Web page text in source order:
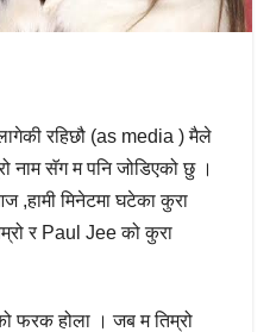
रहिछौ (as media ) मैले
नाम सॅग म पनि जोडिएको छु ।
,हामी मिनेटमा घटेका कुरा
र Paul Jee को कुरा
फरक होला । जब म तिम्रो